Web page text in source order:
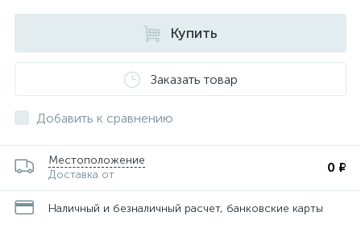
Купить
Заказать товар
Добавить к сравнению
Местоположение
Доставка от
0 ₽
Наличный и безналичный расчет, банковские карты